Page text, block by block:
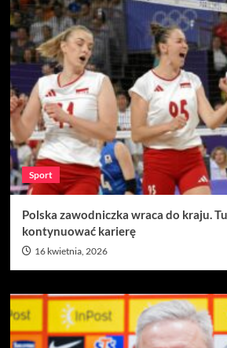
Sport
Polska zawodniczka wraca do kraju.
kontynuować karierę
16 kwietnia, 2026